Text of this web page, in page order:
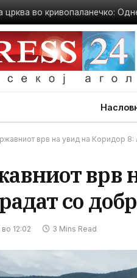
црква во кривопаланечко:
врв на увид на Коридор 8:
врв
со
во 12:02 3 Mins Read